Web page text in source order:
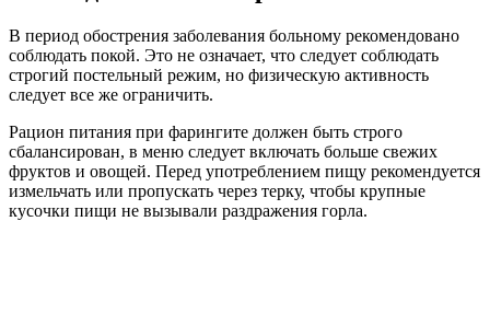
В период обострения заболевания больному рекомендовано
соблюдать покой. Это не означает, что следует соблюдать
строгий постельный режим, но физическую активность
следует все же ограничить.
Рацион питания при фарингите должен быть строго
сбалансирован, в меню следует включать больше свежих
фруктов и овощей. Перед употреблением пищу рекомендуется
измельчать или пропускать через терку, чтобы крупные
кусочки пищи не вызывали раздражения горла.